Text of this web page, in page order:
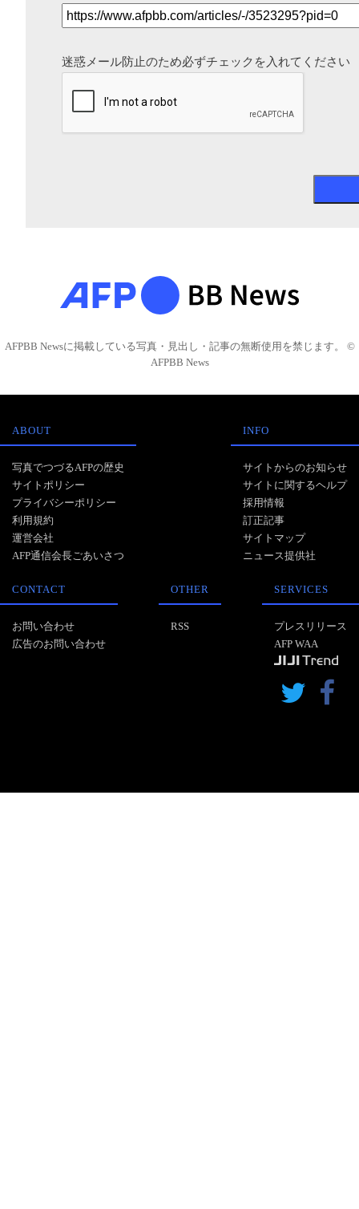
迷惑メール防止のため必ずチェックを入れてください
AFPBB Newsに掲載している写真・見出し・記事の無断使用を禁じます。 ©
AFPBB News
ABOUT
写真でつづるAFPの歴史
サイトポリシー
プライバシーポリシー
利用規約
運営会社
AFP通信会長ごあいさつ
INFO
サイトからのお知らせ
サイトに関するヘルプ
採用情報
訂正記事
サイトマップ
ニュース提供社
CONTACT
お問い合わせ
広告のお問い合わせ
OTHER
RSS
SERVICES
プレスリリース
AFP WAA